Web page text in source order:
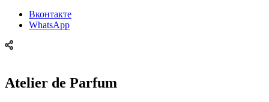
Вконтакте
WhatsApp
Atelier de Parfum